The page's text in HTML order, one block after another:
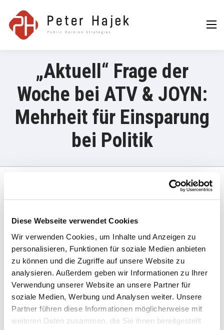
Diese Webseite verwendet Cookies
Wir verwenden Cookies, um Inhalte und Anzeigen zu
personalisieren, Funktionen für soziale Medien anbieten
zu können und die Zugriffe auf unsere Website zu
analysieren. Außerdem geben wir Informationen zu Ihrer
Verwendung unserer Website an unsere Partner für
soziale Medien, Werbung und Analysen weiter. Unsere
Partner führen diese Informationen möglicherweise mit
weiteren Daten zusammen, die Sie ihnen bereitgestellt
Strategies GmbH
„Aktuell“ Frage der
Woche bei ATV & JOYN:
Mehrheit für Einsparung
bei Politik
19. Mai 2026
„Die aktuelle Online-Umfrage von Peter Hajek Public Opinion
Strategies im Auftrag von ATV zeigt ein klares Bild: 50 Prozent
der Befragten sind der Meinung, dass die Politik zuerst bei sich
selbst sparen sollte.“
„Aktuell“ Frage der Woche bei ATV & JOYN: Mehrheit für
Einsparung bei Politik
Beitragsnavigation
Ärztekammer will
Pensions-Schock: Mehrheit